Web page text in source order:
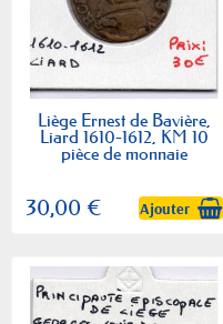
Liège Ernest de Bavière,
Liard 1610-1612, KM 10
pièce de monnaie
30,00 € Ajouter